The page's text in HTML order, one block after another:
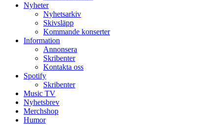
Nyheter
Nyhetsarkiv
Skivsläpp
Kommande konserter
Information
Annonsera
Skribenter
Kontakta oss
Spotify
Skribenter
Music TV
Nyhetsbrev
Merchshop
Humor